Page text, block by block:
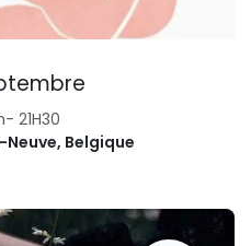
21H30
, Belgique